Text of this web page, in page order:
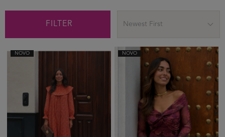
FILTER Newest First
NOVO NOVO